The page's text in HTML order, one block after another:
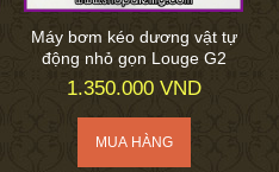
Máy bơm kéo dương vật tự
động nhỏ gọn Louge G2
1.350.000 VND